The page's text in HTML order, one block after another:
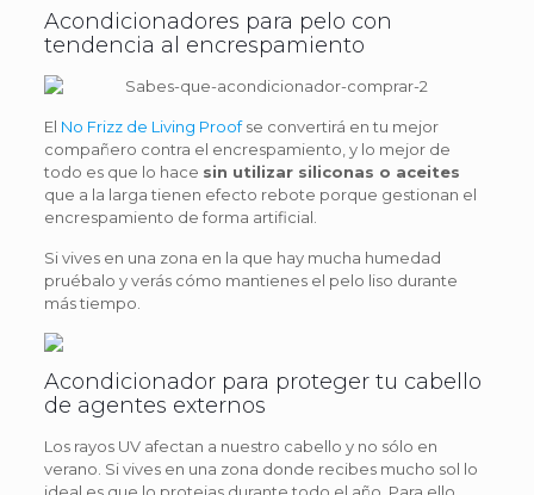
Acondicionadores para pelo con
tendencia al encrespamiento
El No Frizz de Living Proofse convertirá en tu mejor
compañero contra el encrespamiento, y lo mejor de
todo es que lo hace sin utilizar siliconas o aceites
que a la larga tienen efecto rebote porque gestionan el
encrespamiento de forma artificial.
Si vives en una zona en la que hay mucha humedad
pruébalo y verás cómo mantienes el pelo liso durante
más tiempo.
Acondicionador para proteger tu cabello
de agentes externos
Los rayos UV afectan a nuestro cabello y no sólo en
verano. Si vives en una zona donde recibes mucho sol lo